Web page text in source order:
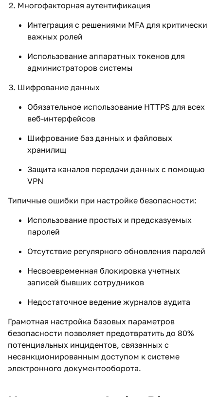
Многофакторная аутентификация
Интеграция с решениями MFA для критически
важных ролей
Использование аппаратных токенов для
администраторов системы
Шифрование данных
Обязательное использование HTTPS для всех
веб-интерфейсов
Шифрование баз данных и файловых
хранилищ
Защита каналов передачи данных с помощью
VPN
Типичные ошибки при настройке безопасности:
Использование простых и предсказуемых
паролей
Отсутствие регулярного обновления паролей
Несвоевременная блокировка учетных
записей бывших сотрудников
Недостаточное ведение журналов аудита
Грамотная настройка базовых параметров
безопасности позволяет предотвратить до 80%
потенциальных инцидентов, связанных с
несанкционированным доступом к системе
электронного документооборота.